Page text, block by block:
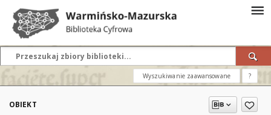
Wyszukiwanie zaawansowane ?
OBIEKT